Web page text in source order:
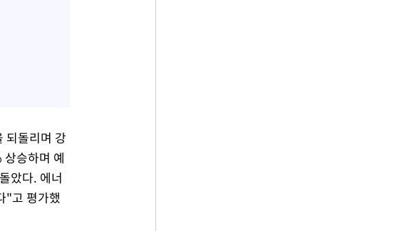
되돌리며 강
승하며 예
았다. 에너
"고 평가했